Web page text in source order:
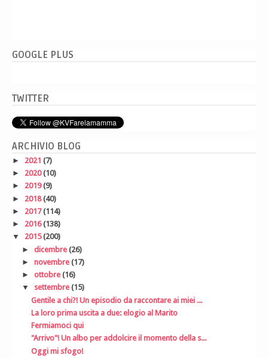
GOOGLE PLUS
TWITTER
ARCHIVIO BLOG
► 2021 (7)
► 2020(10)
► 2019(9)
► 2018(40)
► 2017(114)
► 2016(138)
▼ 2015(200)
► dicembre (26)
► novembre (17)
► ottobre (16)
▼ settembre (15)
Gentile a chi?! Un episodio da raccontare ai miei ...
La loro prima uscita a due: elogio al Marito
Fermiamoci qui
"Arrivo"! Un albo per addolcire il momento della s...
Oggi mi sfogo!